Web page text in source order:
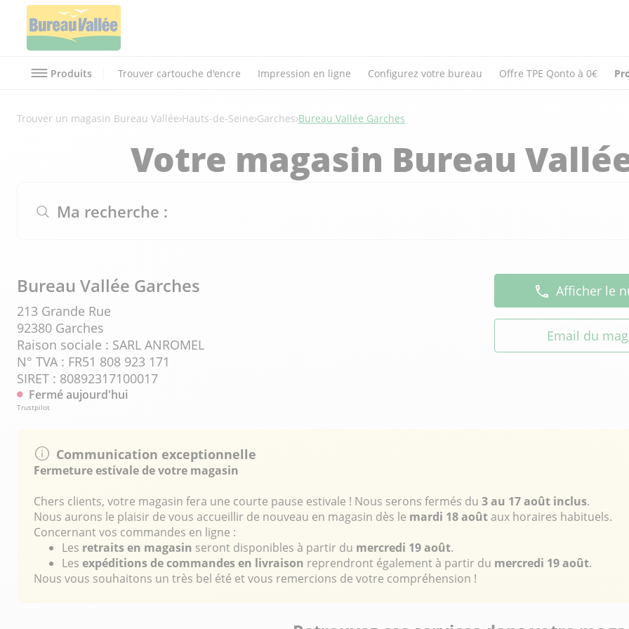
Produits Trouver cartouche d'encre Impression en ligne Configurez votre bureau Offre TPE Qonto à 0€
Trouver un magasin Bureau Vallée Hauts-de-Seine Garches Bureau Vallée Garches
Votre magasin Bureau
Ma recherche :
Bureau Vallée Garches
213 Grande Rue
92380 Garches
Raison sociale : SARL ANROMEL
N° TVA : FR51 808 923 171
SIRET : 80892317100017
Fermé aujourd'hui
Trustpilot
Afficher le
Email du
Communication exceptionnelle
Fermeture estivale de votre magasin
Chers clients, votre magasin fera une courte pause estivale ! Nous serons fermés du 3 au 17 août inclus.
Nous aurons le plaisir de vous accueillir de nouveau en magasin dès le mardi 18 aoûtaux horaires habituels.
Concernant vos commandes en ligne :
Les retraits en magasin seront disponibles à partir du mercredi 19 août.
Les expéditions de commandes en livraison reprendront également à partir du mercredi 19 août.
Nous vous souhaitons un très bel été et vous remercions de votre compréhension !